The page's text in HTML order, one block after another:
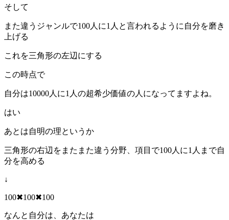
そして
また違うジャンルで100人に1人と言われるように自分を磨き
上げる
これを三角形の左辺にする
この時点で
自分は10000人に1人の超希少価値の人になってますよね。
はい
あとは自明の理というか
三角形の右辺をまたまた違う分野、項目で100人に1人まで自
分を高める
↓
100✖100✖100
なんと自分は、あなたは